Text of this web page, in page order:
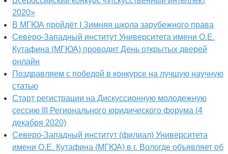
2020»
В МГЮА пройдёт I Зимняя школа зарубежного права
Северо-Западный институт Университета имени О.Е.
Кутафина (МГЮА) проводит День открытых дверей
онлайн
Поздравляем с победой в конкурсе на лучшую научную
статью
Старт регистрации на Дискуссионную молодежную
сессию III Регионального юридического форума (4
декабря 2020)
Северо-Западный институт (филиал) Университета
имени О.Е. Кутафина (МГЮА) в г. Вологде объявляет об